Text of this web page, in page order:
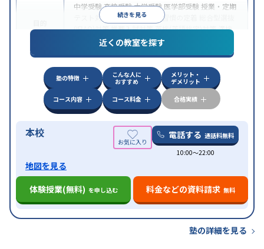
続きを見る
中学受験高校受験大学受験 医学部受験 授業・定期
テスト対策
内申点対策 学習習慣の定着
(旧AO)対策推薦入試対策英検(英語検定)対策漢検
(漢字検定)対策
中高一貫校生に対応成績保証制度あり授業の振替
可能不登校生に対応学習にPC・タブレットを利用
オンライン対応1科目から受講可能
近くの教室を探す
塾の特徴
こんな人に
おすすめ
メリット・
デメリット
コース内容
コース料金 合格実績
本校 電話する 通話料無料
10:00〜22:00
地図を見る
体験授業(無料) を申し込む 料金などの資料請求 無料
塾の詳細を見る